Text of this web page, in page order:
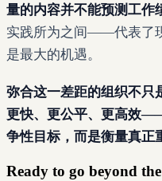
量的内容并不能预测工作
实践所为之间——代表了
是最大的机遇。
弥合这一差距的组织不只
更快、更公平、更高效
争性目标，而是衡量真正
Ready to go beyond